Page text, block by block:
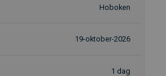
Hoboken
19-oktober-2026
1 dag